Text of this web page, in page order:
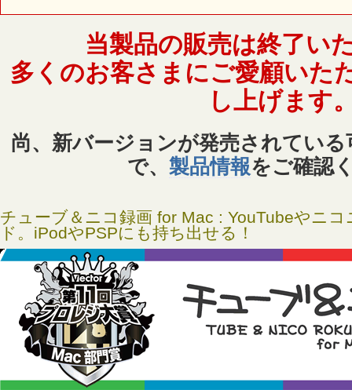
当製品の販売は終了い
多くのお客さまにご愛顧いた
し上げます
尚、新バージョンが発売されてい
で、 製品情報をご確認
チューブ＆ニコ録画 for Mac : YouTubeやニ
ド。iPodやPSPにも持ち出せる！